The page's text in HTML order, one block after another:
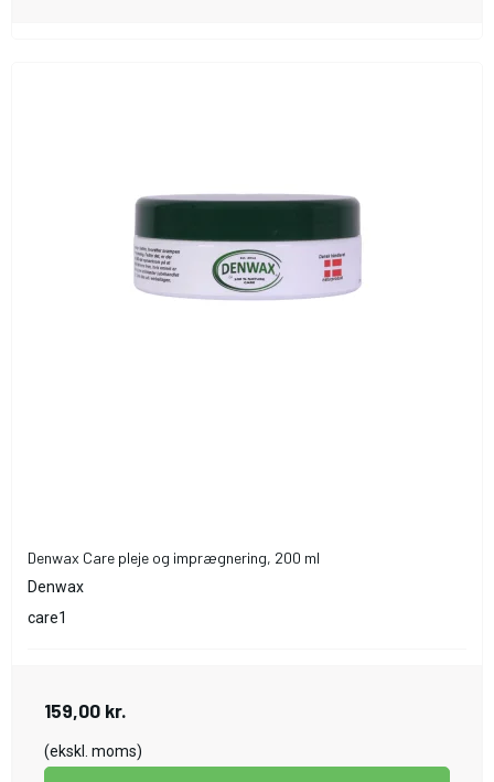
Denwax Care pleje og imprægnering, 200 ml
Denwax
care1
159,00 kr.
(ekskl. moms)